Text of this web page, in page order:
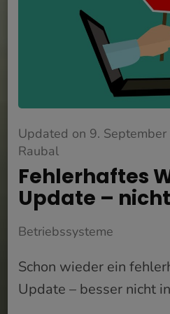
Updated on 9.
Raubal
Fehlerhaftes
Update –
Betriebssysteme
Schon wieder ein
Update – besser nicht